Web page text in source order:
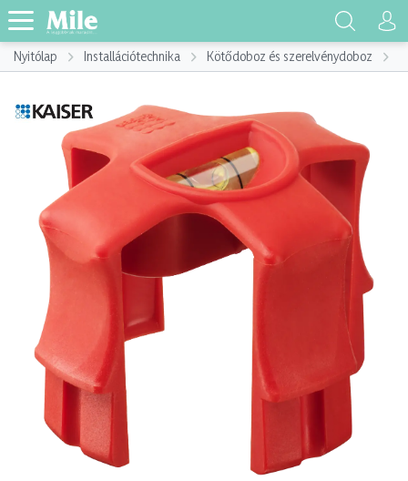
Nyitólap Installációtechnika Kötődoboz és szerelvénydoboz